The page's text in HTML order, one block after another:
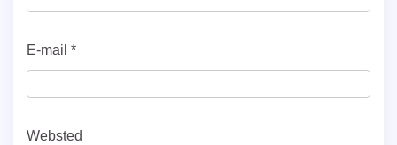
E-mail *
Websted